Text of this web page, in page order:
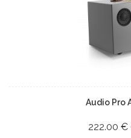
Audio Pro
222.00 €